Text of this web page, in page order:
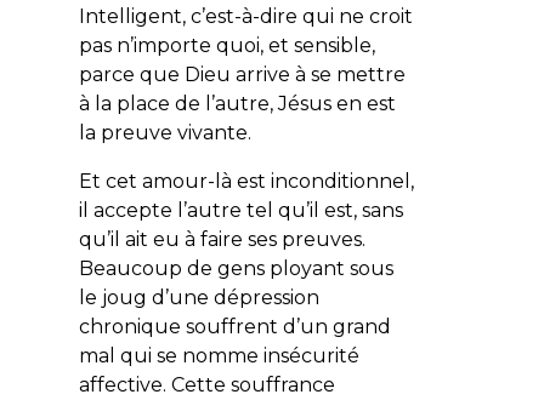
Intelligent, c’est-à-dire qui ne croit
pas n’importe quoi, et sensible,
parce que Dieu arrive à se mettre
à la place de l’autre, Jésus en est
la preuve vivante.
Et cet amour-là est inconditionnel,
il accepte l’autre tel qu’il est, sans
qu’il ait eu à faire ses preuves.
Beaucoup de gens ployant sous
le joug d’une dépression
chronique souffrent d’un grand
mal qui se nomme insécurité
affective. Cette souffrance